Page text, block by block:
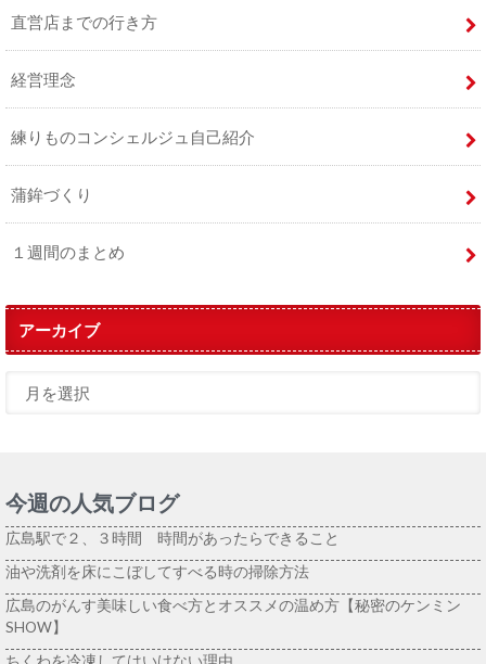
直営店までの行き方
経営理念
練りものコンシェルジュ自己紹介
蒲鉾づくり
１週間のまとめ
アーカイブ
今週の人気ブログ
広島駅で２、３時間 時間があったらできること
油や洗剤を床にこぼしてすべる時の掃除方法
広島のがんす美味しい食べ方とオススメの温め方【秘密のケンミン
SHOW】